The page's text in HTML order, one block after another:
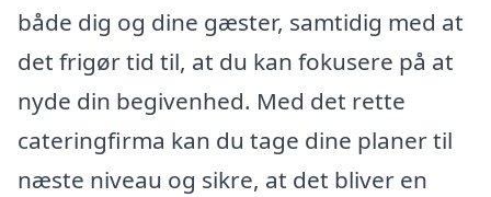
både dig og dine gæster, samtidig med at
det frigør tid til, at du kan fokusere på at
nyde din begivenhed. Med det rette
cateringfirma kan du tage dine planer til
næste niveau og sikre, at det bliver en